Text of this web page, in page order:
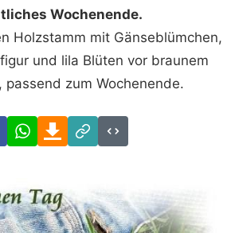
Wochenende.
Holzstamm mit Gänseblümchen,
und lila Blüten vor braunem
passend zum Wochenende.
FacebookWhatsAppDownload
Link
Code